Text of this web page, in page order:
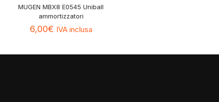
MUGEN MBX8 E0545 Uniball
ammortizzatori
6,00€ IVA inclusa